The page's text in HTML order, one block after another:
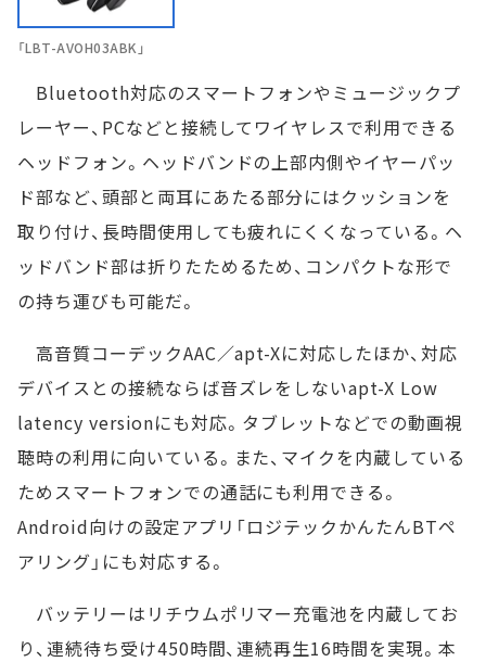
「LBT-AVOH03ABK」
Bluetooth対応のスマートフォンやミュージックプ
レーヤー、PCなどと接続してワイヤレスで利用できる
ヘッドフォン。ヘッドバンドの上部内側やイヤーパッ
ド部など、頭部と両耳にあたる部分にはクッションを
取り付け、長時間使用しても疲れにくくなっている。ヘ
ッドバンド部は折りたためるため、コンパクトな形で
の持ち運びも可能だ。
高音質コーデックAAC／apt-Xに対応したほか、対応
デバイスとの接続ならば音ズレをしないapt-X Low
latency versionにも対応。タブレットなどでの動画視
聴時の利用に向いている。また、マイクを内蔵している
ためスマートフォンでの通話にも利用できる。
Android向けの設定アプリ「ロジテックかんたんBTペ
アリング」にも対応する。
バッテリーはリチウムポリマー充電池を内蔵してお
り、連続待ち受け450時間、連続再生16時間を実現。本